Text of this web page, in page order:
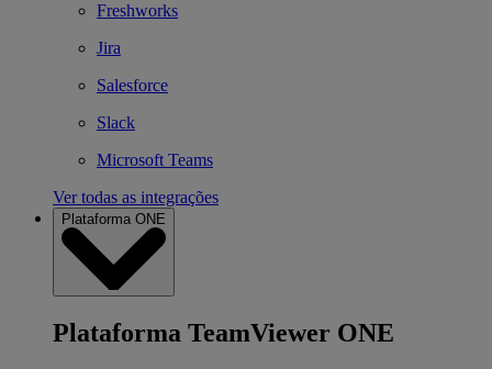
Freshworks
Jira
Salesforce
Slack
Microsoft Teams
Ver todas as integrações
Plataforma ONE
Plataforma TeamViewer ONE